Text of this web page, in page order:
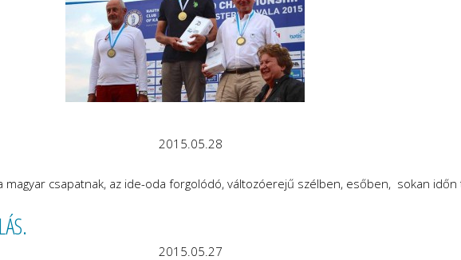
2015.05.28
csapatnak, az ide-oda forgolódó, változóerejű szélben, esőben, sokan
2015.05.27